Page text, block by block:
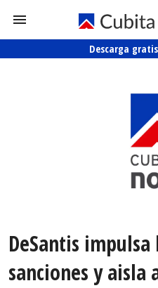
Descarga
DeSantis
sanciones y aisla